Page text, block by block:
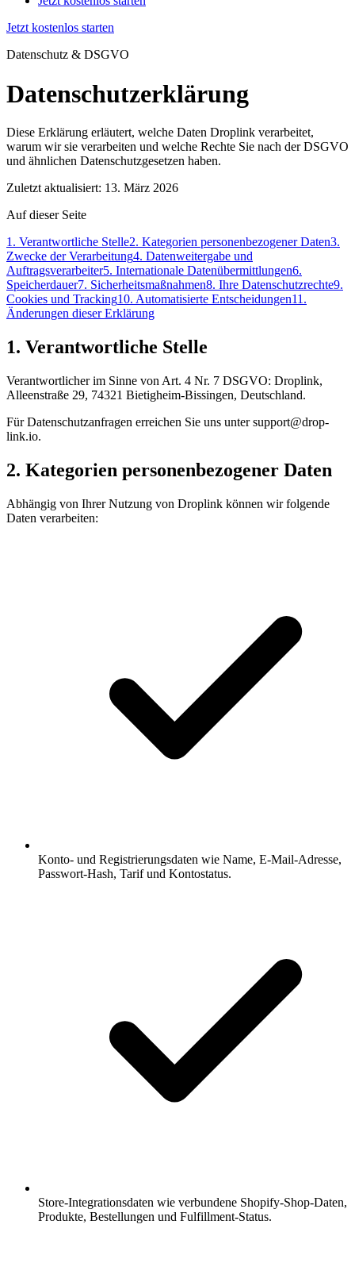
Jetzt kostenlos starten
Datenschutz & DSGVO
Datenschutzerklärung
Diese Erklärung erläutert, welche Daten Droplink verarbeitet,
warum wir sie verarbeiten und welche Rechte Sie nach der DSGVO
und ähnlichen Datenschutzgesetzen haben.
Zuletzt aktualisiert: 13. März 2026
Auf dieser Seite
1. Verantwortliche Stelle2. Kategorien personenbezogener Daten3.
Zwecke der Verarbeitung4. Datenweitergabe und
Auftragsverarbeiter5. Internationale Datenübermittlungen6.
Speicherdauer7. Sicherheitsmaßnahmen8. Ihre Datenschutzrechte9.
Cookies und Tracking10. Automatisierte Entscheidungen11.
Änderungen dieser Erklärung
1. Verantwortliche Stelle
Verantwortlicher im Sinne von Art. 4 Nr. 7 DSGVO: Droplink,
Alleenstraße 29, 74321 Bietigheim-Bissingen, Deutschland.
Für Datenschutzanfragen erreichen Sie uns unter support@drop-
link.io.
2. Kategorien personenbezogener Daten
Abhängig von Ihrer Nutzung von Droplink können wir folgende
Daten verarbeiten:
Konto- und Registrierungsdaten wie Name, E-Mail-Adresse,
Passwort-Hash, Tarif und Kontostatus.
Store-Integrationsdaten wie verbundene Shopify-Shop-Daten,
Produkte, Bestellungen und Fulfillment-Status.